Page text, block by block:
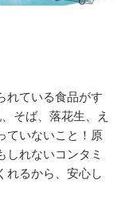
れている食品がす
そば、落花生、え
ていないこと！原
しれないコンタミ
れるから、安心し